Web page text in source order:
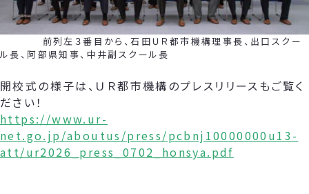
前列左３番目から、石田ＵＲ都市機構理事長、出口スクー
ル長、阿部県知事、中井副スクール長
開校式の様子は、ＵＲ都市機構のプレスリリースもご覧く
ださい！
https://www.ur-
net.go.jp/aboutus/press/pcbnj10000000u13-
att/ur2026_press_0702_honsya.pdf